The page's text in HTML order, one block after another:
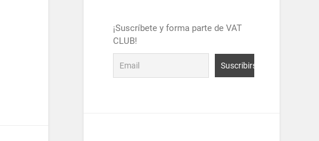
¡Suscríbete y forma parte de VAT
CLUB!